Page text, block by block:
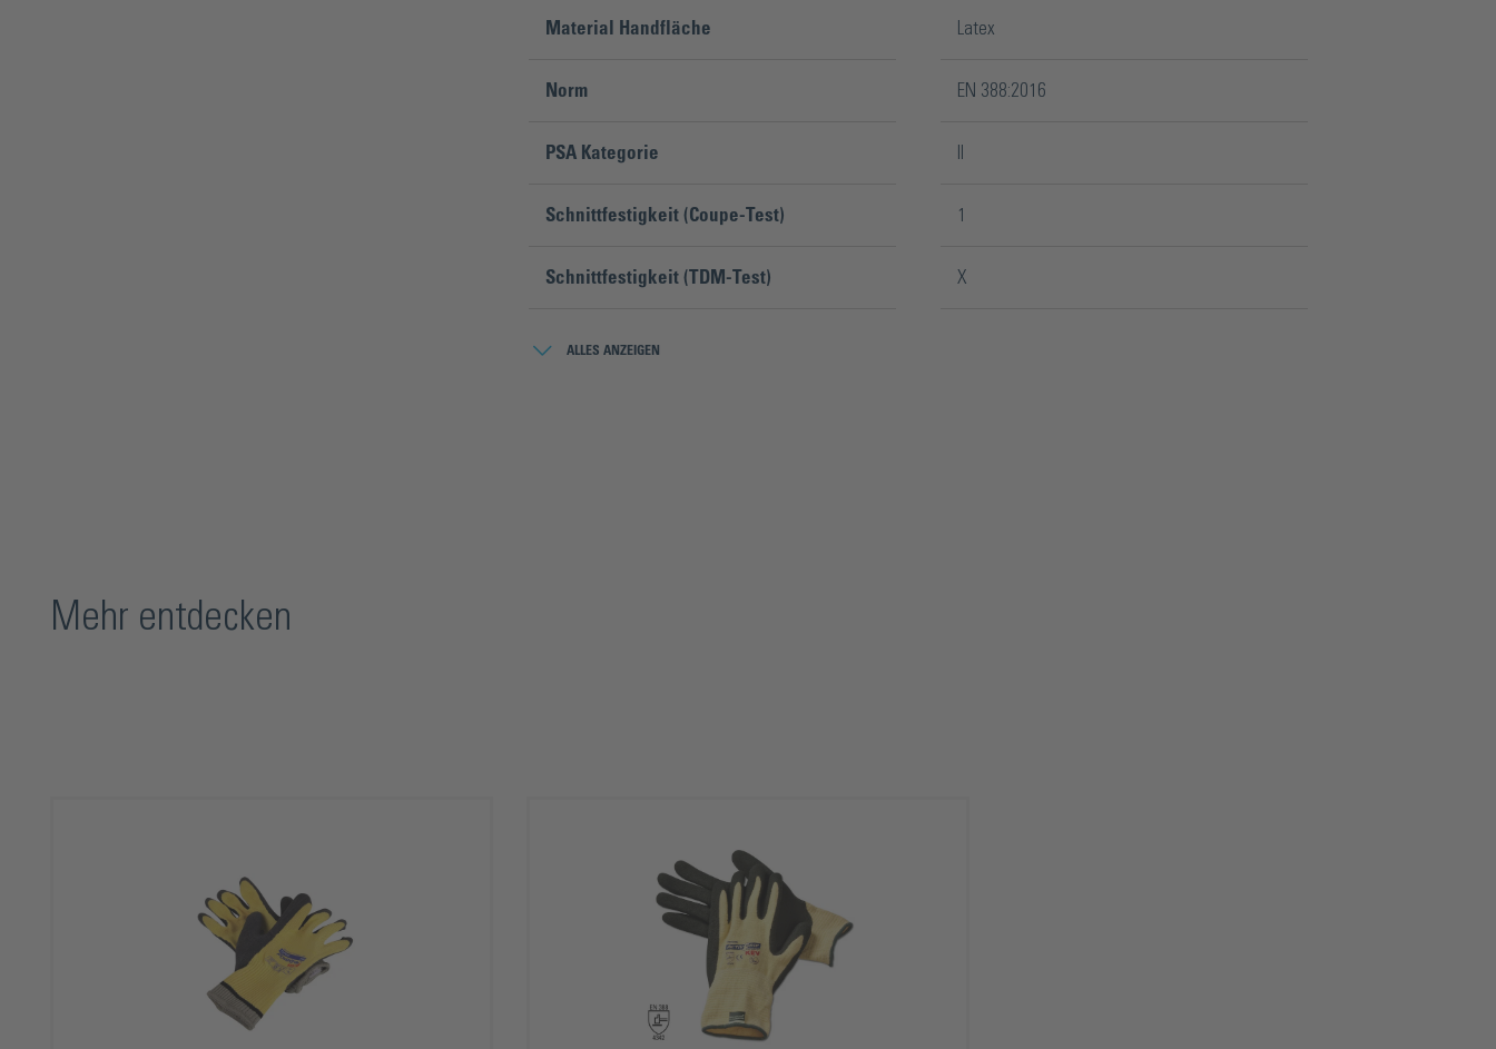
Material Handfläche Latex
Norm EN 388:2016
PSA Kategorie
Schnittfestigkeit (Coupe-Test) 1
Schnittfestigkeit (TDM-Test) X
ALLES ANZEIGEN
Mehr entdecken